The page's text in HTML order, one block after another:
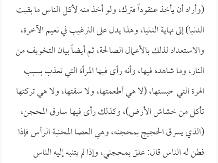
(وأراد أن يأخذ عنقوداً فترك، ولو أخذ منه لأكل الناس ما بقيت
الدنيا) إلى نهاية الدنيا، وهذا يدل على الترغيب في نعيم الآخرة،
والاستعداد لذلك بالأعمال الصالحة، ثم أيضاً بيان التخويف من
النار، وما شاهده فيها، وأنه رأى فيها المرأة التي تعذب بسبب
الهرة التي حبستها، (لا هي أطعمتها، ولا سقتها، ولا هي تركتها
تأكل من خشاش الأرض)، وكذلك رأى فيها سارق المحجن،
(الذي يسرق الحجيج بمحجنه، وهي العصا المحنية الرأس فإذا
فطن له الناس قال: علق بمحجني، وإذا لم يتنبه إليه الناس